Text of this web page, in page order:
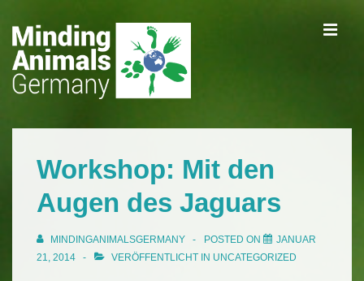
Zum
Inhalt
Main
Navigation
Workshop: Mit den
Augen des Jaguars
MINDINGANIMALSGERMANY POSTED ON
JANUAR
21, 2014
VERÖFFENTLICHT IN UNCATEGORIZED